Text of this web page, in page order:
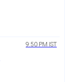
9:50 PM IST